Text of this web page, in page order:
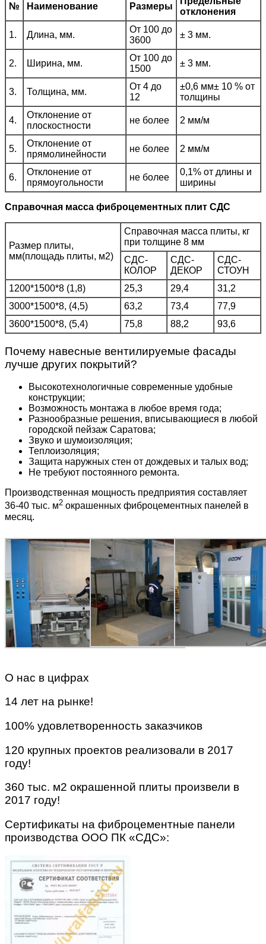
№ Наименование Размеры
отклонения
1. Длина, мм.
От 100 до
3600
± 3 мм.
2. Ширина, мм.
От 100 до
1500
± 3 мм.
3. Толщина, мм.
От 4 до
12
±0,6 мм± 10 % от
толщины
4.
Отклонение от
плоскостности
не более 2 мм/м
5.
Отклонение от
прямолинейности
не более 2 мм/м
6.
Отклонение от
прямоугольности
не более
0,1% от длины и
ширины
Справочная масса фиброцементных плит СДС
Размер плиты,
мм(площадь плиты, м2)
Справочная масса плиты, кг
при толщине 8 мм
СДС-
КОЛОР
СДС-
ДЕКОР
СДС-
СТОУН
1200*1500*8 (1,8)
25,3 29,4
31,2
3000*1500*8, (4,5)
63,2 73,4
77,9
3600*1500*8, (5,4)
75,8 88,2 93,6
Почему навесные вентилируемые фасады
лучше других покрытий?
Высокотехнологичные современные удобные
конструкции;
Возможность монтажа в любое время года;
Разнообразные решения, вписывающиеся в любой
городской пейзаж Саратова;
Звуко и шумоизоляция;
Теплоизоляция;
Защита наружных стен от дождевых и талых вод;
Не требуют постоянного ремонта.
Производственная мощность предприятия составляет
36-40 тыс. м2 окрашенных фиброцементных панелей в
месяц.
О нас в цифрах
14 лет на рынке!
100% удовлетворенность заказчиков
120 крупных проектов реализовали в 2017
году!
360 тыс. м2 окрашенной плиты произвели в
2017 году!
Сертификаты на фиброцементные панели
производства ООО ПК «СДС»: